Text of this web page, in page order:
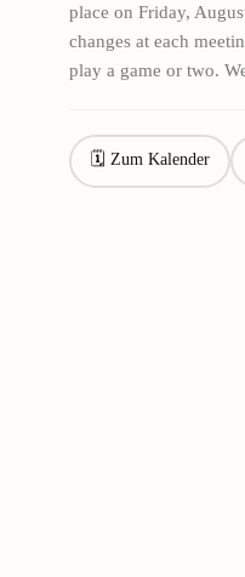
place on Friday,
changes at each
play a game or two.
🗓 Zum Kalender